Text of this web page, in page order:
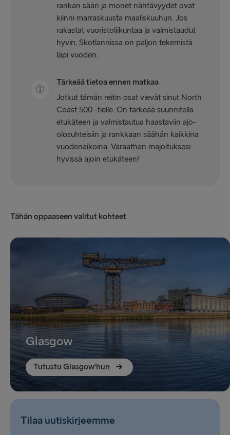
rankan sään ja monet nähtävyydet ovat
kiinni marraskuusta maaliskuuhun. Jos
rakastat vuoristoliikuntaa ja valmistaudut
hyvin, Skotlannissa on paljon tekemistä
läpi vuoden.
Tärkeää tietoa ennen matkaa
Jotkut tämän reitin osat vievät sinut North
Coast 500 -tielle. On tärkeää suunnitella
etukäteen ja valmistautua haastaviin ajo-
olosuhteisiin ja rankkaan säähän kaikkina
vuodenaikoina. Varaathan majoituksesi
hyvissä ajoin etukäteen!
Tähän oppaaseen valitut kohteet
Glasgow
Tutustu Glasgow'hun
Tilaa uutiskirjeemme